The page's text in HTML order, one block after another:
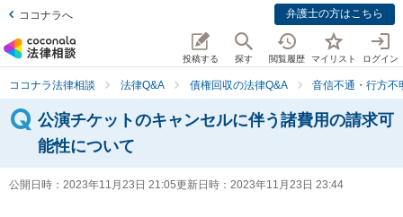
ココナラへ 弁護士の方はこちら
投稿する 探す 閲覧履歴 マイリスト ログイン
ココナラ法律相談 法律Q&A 債権回収の法律Q&A 音信不通・行方不
公演チケットのキャンセルに伴う諸費用の請求可
能性について
公開日時： 2023年11月23日 21:05更新日時： 2023年11月23日 23:44